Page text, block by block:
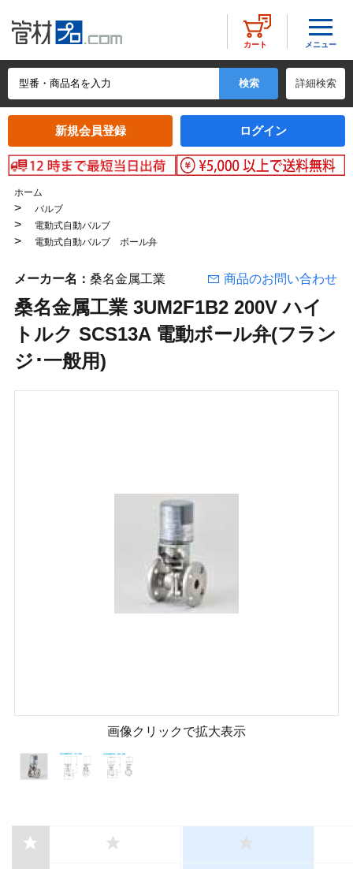
詳細検索
カート
新規会員登録 ログイン
メニュー
ホーム
> バルブ
> 電動式自動バルブ
> 電動式自動バルブ ボール弁
メーカー名： 桑名金属工業 商品のお問い合わせ
桑名金属工業 3UM2F1B2 200V ハイ
トルク SCS13A 電動ボール弁(フラン
ジ･一般用)
画像クリックで拡大表示